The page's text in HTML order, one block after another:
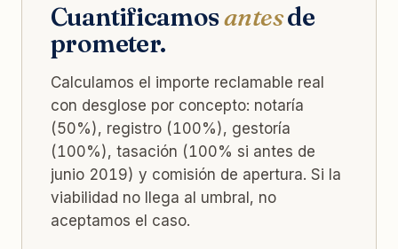
Cuantificamosantesde
prometer.
Calculamos el importe reclamable real
con desglose por concepto: notaría
(50%), registro (100%), gestoría
(100%), tasación (100% si antes de
junio 2019) y comisión de apertura. Si la
viabilidad no llega al umbral, no
aceptamos el caso.